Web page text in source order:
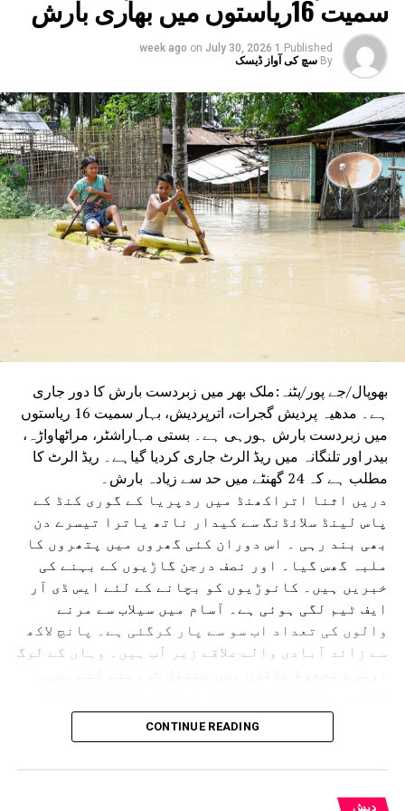
سمیت 16ریاستوں میں بھاری بارش
Published
1 week ago
on July 30, 2026
By سچ کی آواز ڈیسک
بھوپال/جے پور/پٹنہ:ملک بھر میں زبردست بارش کا دور جاری
ہے۔ مدھیہ پردیش گجرات، اترپردیش، بہار سمیت 16 ریاستوں
میں زبردست بارش ہورہی ہے۔ بستی مہاراشٹر، مراٹھاواڑہ،
بیدر اور تلنگانہ میں ریڈ الرٹ جاری کردیا گیاہے۔ ریڈ الرٹ کا
مطلب ہے کہ 24 گھنٹے میں حد سے زیادہ بارش۔
دریں اثنا اتراکھنڈ میں ردپریا کے گوری کنڈ کے
پاس لینڈ سلائڈنگ سے کیدار ناتھ یاترا تیسرے دن
بھی بند رہی ۔ اس دوران کئی گھروں میں پتھروں کا
ملبہ گھس گیا۔ اور نصف درجن گاڑیوں کے بہنے کی
خبریں ہیں۔ کانوڑیوں کو بچانے کے لئے ایس ڈی آر
ایف ٹیم لگی ہوئی ہے۔ آسام میں سیلاب سے مرنے
والوں کی تعداد اب سو سے پار کرگئی ہے۔ پانچ لاکھ
سے زائد آبادی والے علاقے زیر آب ہیں۔ وہاں کے لوگ
دوسری ریاستوں میں بھاری بارش اور بجلی گرنے کے
امکانات ہیں۔آسام میں تنسکویا، بھیما جی ،
گجرات میں دو دنوں کی بارش نے عام زندگی مفلوج کردی ہے
CONTINUE READING
دیش